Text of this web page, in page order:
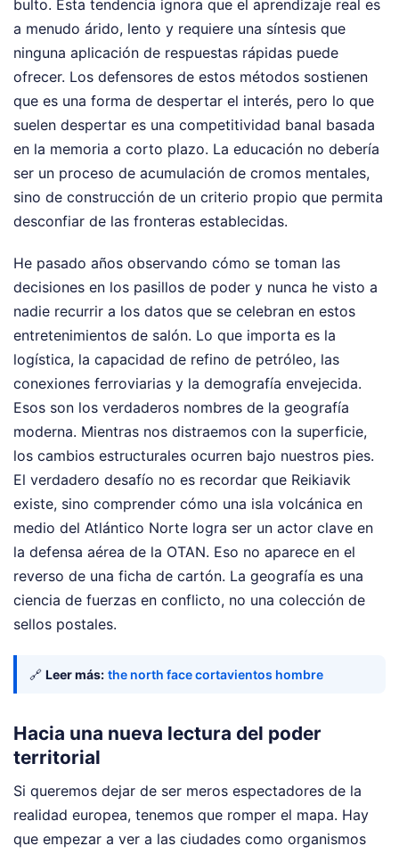
bulto. Esta tendencia ignora que el aprendizaje real es
a menudo árido, lento y requiere una síntesis que
ninguna aplicación de respuestas rápidas puede
ofrecer. Los defensores de estos métodos sostienen
que es una forma de despertar el interés, pero lo que
suelen despertar es una competitividad banal basada
en la memoria a corto plazo. La educación no debería
ser un proceso de acumulación de cromos mentales,
sino de construcción de un criterio propio que permita
desconfiar de las fronteras establecidas.
He pasado años observando cómo se toman las
decisiones en los pasillos de poder y nunca he visto a
nadie recurrir a los datos que se celebran en estos
entretenimientos de salón. Lo que importa es la
logística, la capacidad de refino de petróleo, las
conexiones ferroviarias y la demografía envejecida.
Esos son los verdaderos nombres de la geografía
moderna. Mientras nos distraemos con la superficie,
los cambios estructurales ocurren bajo nuestros pies.
El verdadero desafío no es recordar que Reikiavik
existe, sino comprender cómo una isla volcánica en
medio del Atlántico Norte logra ser un actor clave en
la defensa aérea de la OTAN. Eso no aparece en el
reverso de una ficha de cartón. La geografía es una
ciencia de fuerzas en conflicto, no una colección de
sellos postales.
🔗 Leer más: the north face cortavientos hombre
Hacia una nueva lectura del poder
territorial
Si queremos dejar de ser meros espectadores de la
realidad europea, tenemos que romper el mapa. Hay
que empezar a ver a las ciudades como organismos